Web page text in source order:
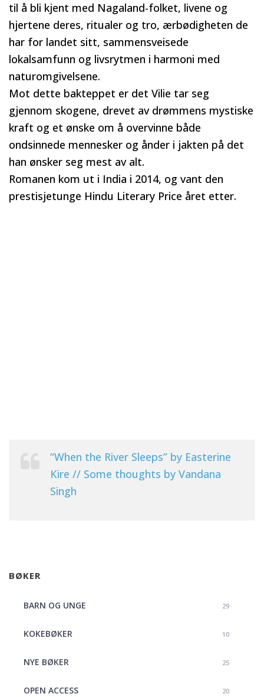
til å bli kjent med Nagaland-folket, livene og
hjertene deres, ritualer og tro, ærbødigheten de
har for landet sitt, sammensveisede
lokalsamfunn og livsrytmen i harmoni med
naturomgivelsene.
Mot dette bakteppet er det Vilie tar seg
gjennom skogene, drevet av drømmens mystiske
kraft og et ønske om å overvinne både
ondsinnede mennesker og ånder i jakten på det
han ønsker seg mest av alt.
Romanen kom ut i India i 2014, og vant den
prestisjetunge Hindu Literary Price året etter.
“When the River Sleeps” by Easterine
Kire // Some thoughts by Vandana
Singh
BØKER
BARN OG UNGE 29
KOKEBØKER 10
NYE BØKER 25
OPEN ACCESS 20